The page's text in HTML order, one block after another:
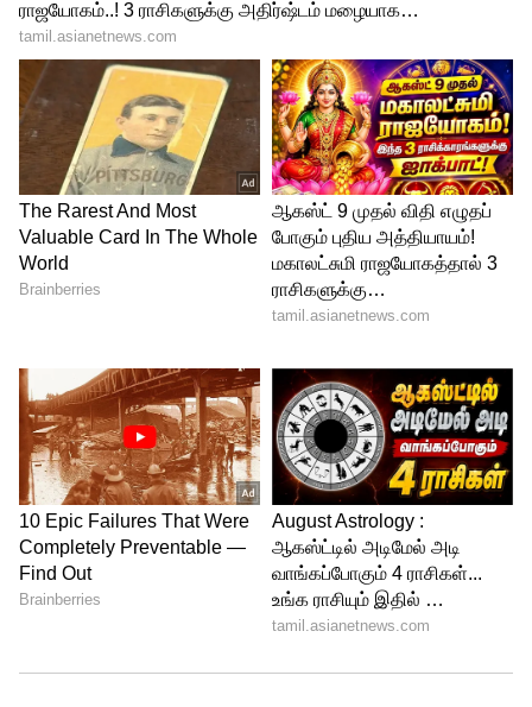
இருக்கவேண்டியவர். எடப்பாடி ஆட்சி இருந்த
காரணத்தாலும், அமைச்சராக இருந்த
காரணத்தாலும் இவர் மீது
வழக்குப்போடவில்லை. தொடர்ந்து இவர்
பேசுவார் என்றால் அவர் செய்கிற
தவறுகளுக்கு வழக்கு தொடுத்து சிறைக்கு
அனுப்பப்படுவார் என்பதை
ஜெயக்குமாருக்கு எச்சரிக்கையாகவே
தெரிவித்துக்கொள்கிறோம்.